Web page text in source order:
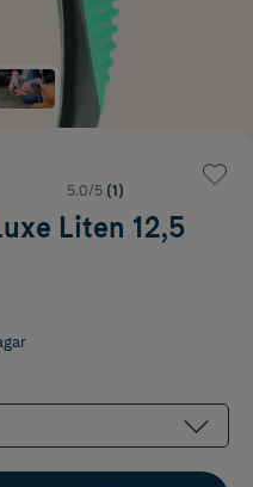
5.0/5 (1)
Liten 12,5